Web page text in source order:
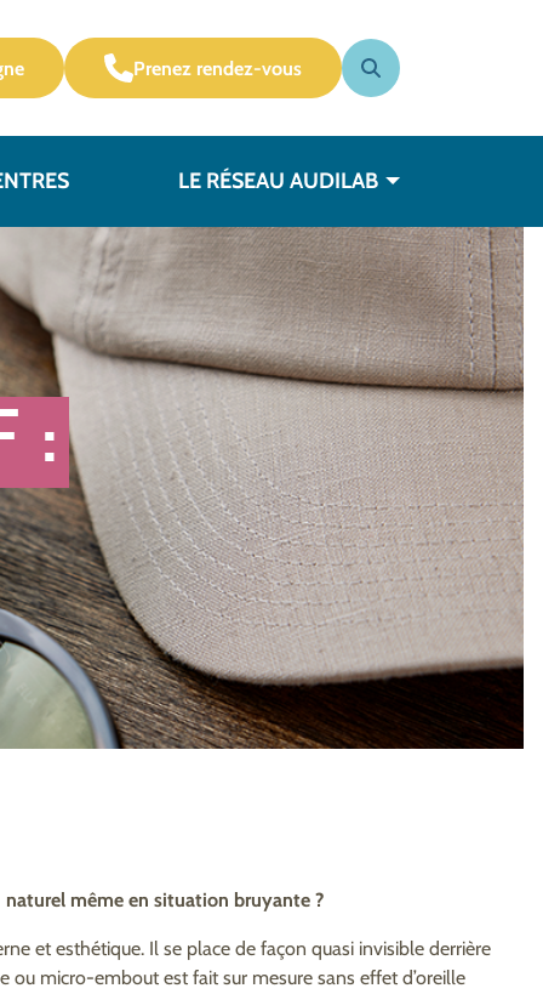
Prenez rendez-vous
LE RÉSEAU AUDILAB
:
naturel même en situation bruyante ?
et esthétique. Il se place de façon quasi invisible derrière
ou micro-embout est fait sur mesure sans effet d’oreille